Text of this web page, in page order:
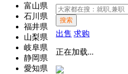
富山県
石川県
福井県
山梨県
岐阜県
静岡県
愛知県
搜索
出售 求购
正在加载...